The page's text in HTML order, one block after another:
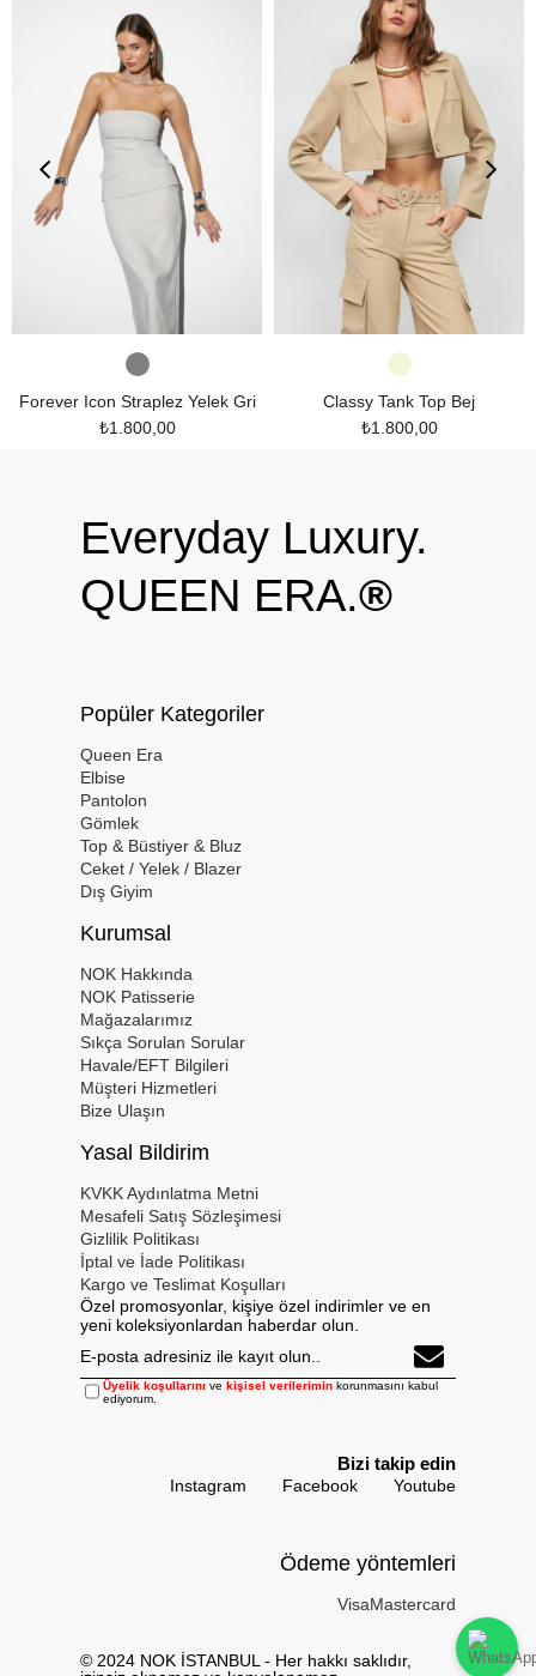
Forever Icon Straplez Yelek Gri
₺1.800,00
Classy Tank Top Bej
₺1.800,00
Everyday Luxury.
QUEEN ERA.®
Popüler Kategoriler
Queen Era
Elbise
Pantolon
Gömlek
Top & Büstiyer & Bluz
Ceket / Yelek / Blazer
Dış Giyim
Kurumsal
NOK Hakkında
NOK Patisserie
Mağazalarımız
Sıkça Sorulan Sorular
Havale/EFT Bilgileri
Müşteri Hizmetleri
Bize Ulaşın
Yasal Bildirim
KVKK Aydınlatma Metni
Mesafeli Satış Sözleşimesi
Gizlilik Politikası
İptal ve İade Politikası
Kargo ve Teslimat Koşulları
Özel promosyonlar, kişiye özel indirimler ve en
yeni koleksiyonlardan haberdar olun.
Üyelik koşullarını vekişisel verilerimin korunmasını kabul
ediyorum.
Bizi takip edin
Instagram Facebook Youtube
Ödeme yöntemleri
VisaMastercard
© 2024 NOK İSTANBUL - Her hakkı saklıdır,